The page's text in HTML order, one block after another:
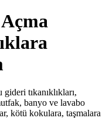
tıkanıklıkları,
banyo ve lavabo
kötü kokulara, taşmalara